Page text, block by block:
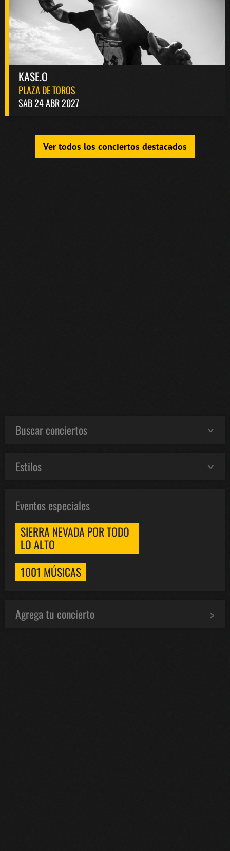
KASE.O
PLAZA DE TOROS
SAB 24 ABR 2027
Ver todos los conciertos destacados
Buscar conciertos
Estilos
Eventos especiales
SIERRA NEVADA POR TODO
LO ALTO
1001 MÚSICAS
Agrega tu concierto